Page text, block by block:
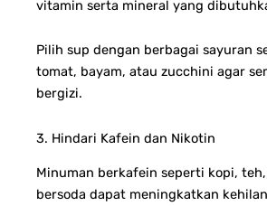
vitamin serta mineral yang
Pilih sup dengan berbagai sayuran
tomat, bayam, atau zucchini agar
bergizi.
3. Hindari Kafein dan Nikotin
Minuman berkafein seperti kopi,
bersoda dapat meningkatkan